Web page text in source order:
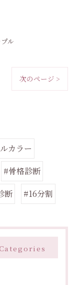
ル
次のページ >
カラー
#骨格診断
断 #16分割
Categories